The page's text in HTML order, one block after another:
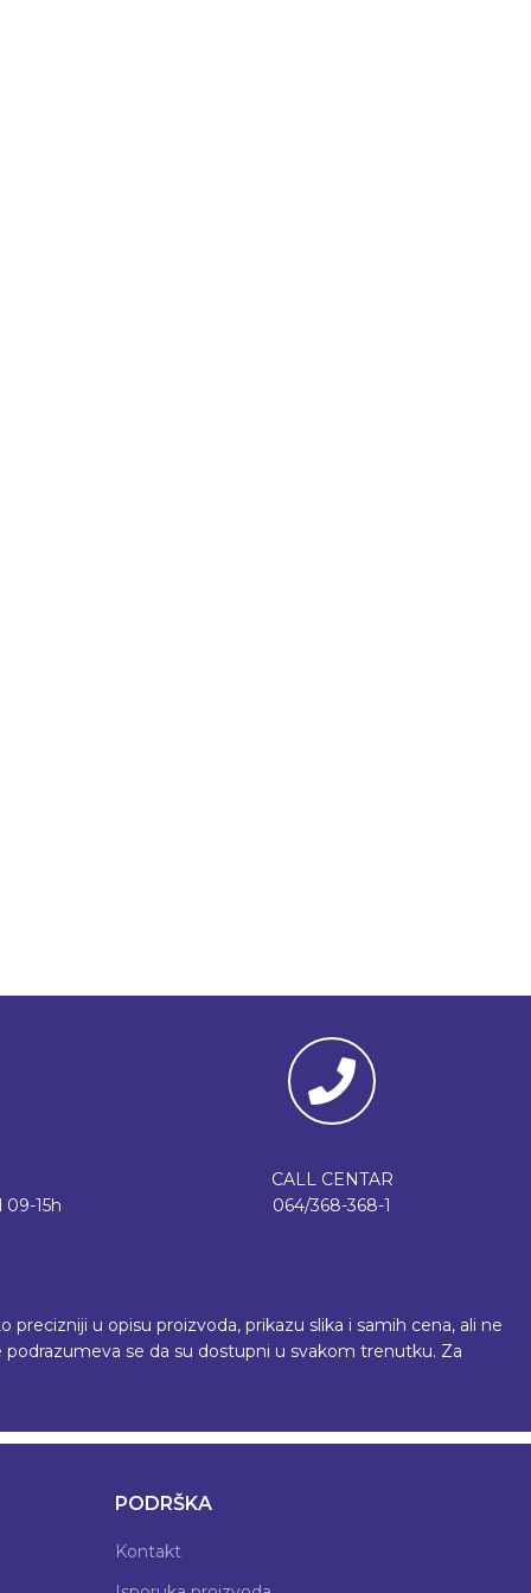
15h
CALL CENTAR
064/368-368-1
u opisu proizvoda, prikazu slika i samih cena, ali ne
se da su dostupni u svakom trenutku. Za
PODRŠKA
Kontakt